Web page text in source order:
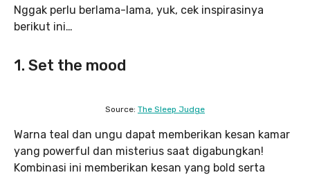
Nggak perlu berlama-lama, yuk, cek inspirasinya
berikut ini…
1. Set the mood
Source: The Sleep Judge
Warna teal dan ungu dapat memberikan kesan kamar
yang powerful dan misterius saat digabungkan!
Kombinasi ini memberikan kesan yang bold serta